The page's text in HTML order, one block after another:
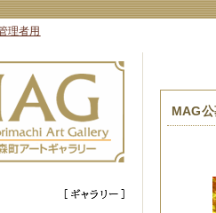
理者用
MAG